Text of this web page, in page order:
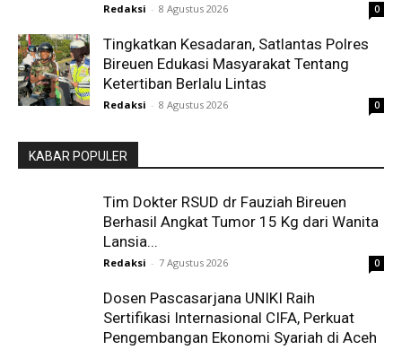
Redaksi - 8 Agustus 2026 0
Tingkatkan Kesadaran, Satlantas Polres
Bireuen Edukasi Masyarakat Tentang
Ketertiban Berlalu Lintas
Redaksi - 8 Agustus 2026 0
KABAR POPULER
Tim Dokter RSUD dr Fauziah Bireuen
Berhasil Angkat Tumor 15 Kg dari Wanita
Lansia...
Redaksi - 7 Agustus 2026 0
Dosen Pascasarjana UNIKI Raih
Sertifikasi Internasional CIFA, Perkuat
Pengembangan Ekonomi Syariah di Aceh